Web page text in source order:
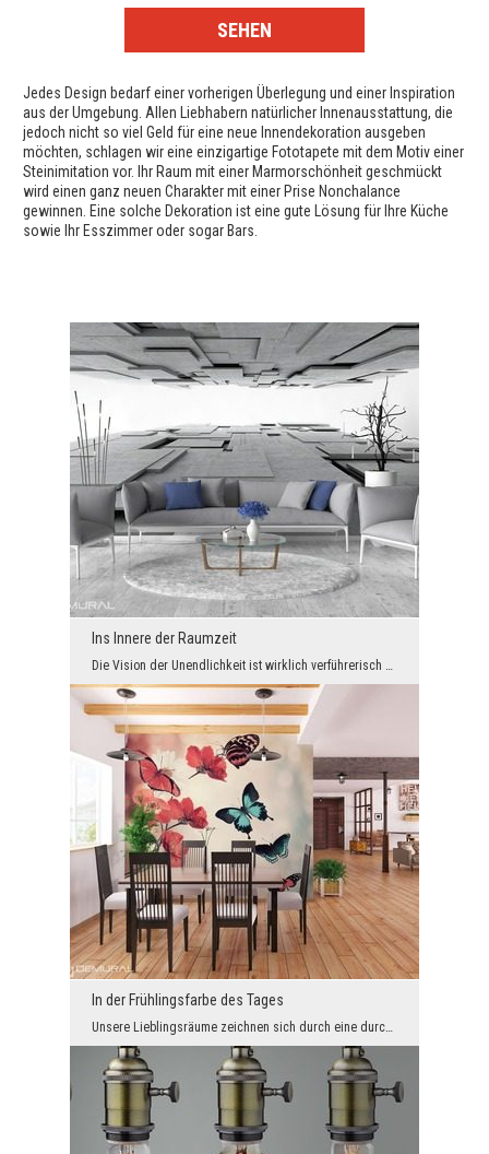
SEHEN
Jedes Design bedarf einer vorherigen Überlegung und einer Inspiration
aus der Umgebung. Allen Liebhabern natürlicher Innenausstattung, die
jedoch nicht so viel Geld für eine neue Innendekoration ausgeben
möchten, schlagen wir eine einzigartige Fototapete mit dem Motiv einer
Steinimitation vor. Ihr Raum mit einer Marmorschönheit geschmückt
wird einen ganz neuen Charakter mit einer Prise Nonchalance
gewinnen. Eine solche Dekoration ist eine gute Lösung für Ihre Küche
sowie Ihr Esszimmer oder sogar Bars.
Ins Innere der Raumzeit
Die Vision der Unendlichkeit ist wirklich verführerisch und weckt gleichzeitig bei jedem Respekt....
In der Frühlingsfarbe des Tages
Unsere Lieblingsräume zeichnen sich durch eine durchdachte Form und zuverlässige Einrichtung, de...